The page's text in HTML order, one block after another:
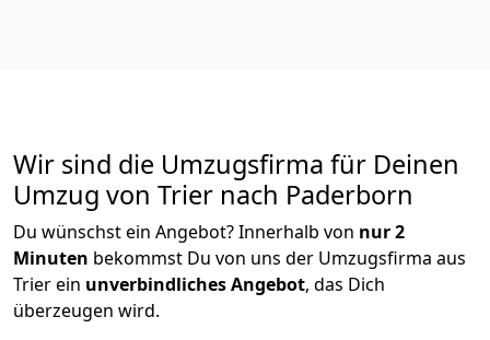
Wir sind die Umzugsfirma für Deinen
Umzug von Trier nach Paderborn
Du wünschst ein Angebot? Innerhalb von nur 2
Minuten bekommst Du von uns der Umzugsfirma aus
Trier ein unverbindliches Angebot, das Dich
überzeugen wird.